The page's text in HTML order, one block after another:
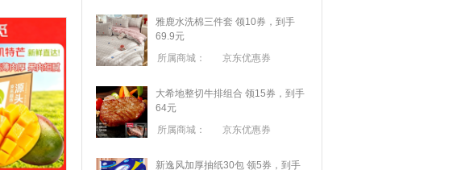
雅鹿水洗棉三件套 领10券，到手
69.9元
所属商城：
京东优惠券
大希地整切牛排组合 领15券，到手
64元
所属商城：
京东优惠券
新逸风加厚抽纸30包 领5券，到手